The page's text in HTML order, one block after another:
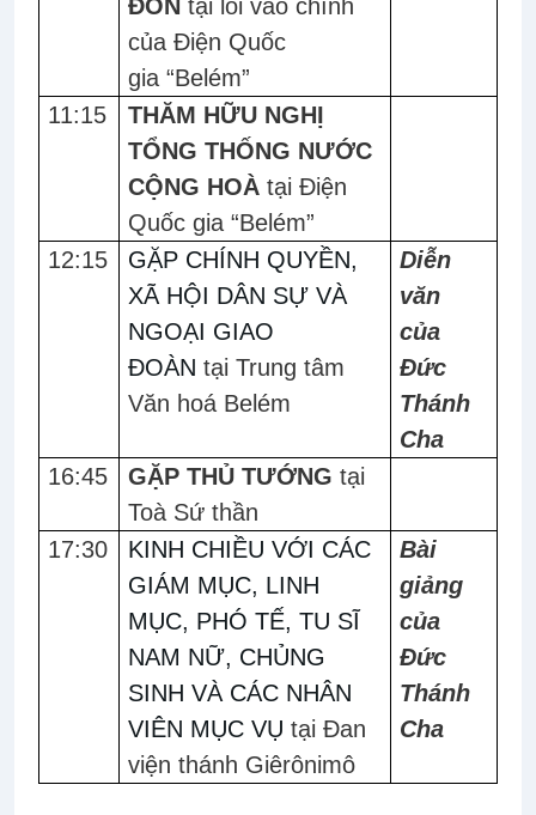
ĐÓNtại lối vào chính
của Điện Quốc
gia “Belém”
11:15
THĂM HỮU NGHỊ
TỔNG THỐNG NƯỚC
CỘNG HOÀtại Điện
Quốc gia “Belém”
12:15
GẶP CHÍNH QUYỀN,
XÃ HỘI DÂN SỰ VÀ
NGOẠI GIAO
ĐOÀN tại Trung tâm
Văn hoá Belém
Diễn
văn
của
Đức
Thánh
Cha
16:45
GẶP THỦ TƯỚNGtại
Toà Sứ thần
17:30
KINH CHIỀU VỚI CÁC
GIÁM MỤC, LINH
MỤC, PHÓ TẾ, TU SĨ
NAM NỮ, CHỦNG
SINH VÀ CÁC NHÂN
VIÊN MỤC VỤ tại Đan
viện thánh Giêrônimô
Bài
giảng
của
Đức
Thánh
Cha